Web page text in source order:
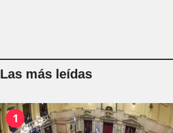
Las más leídas
1